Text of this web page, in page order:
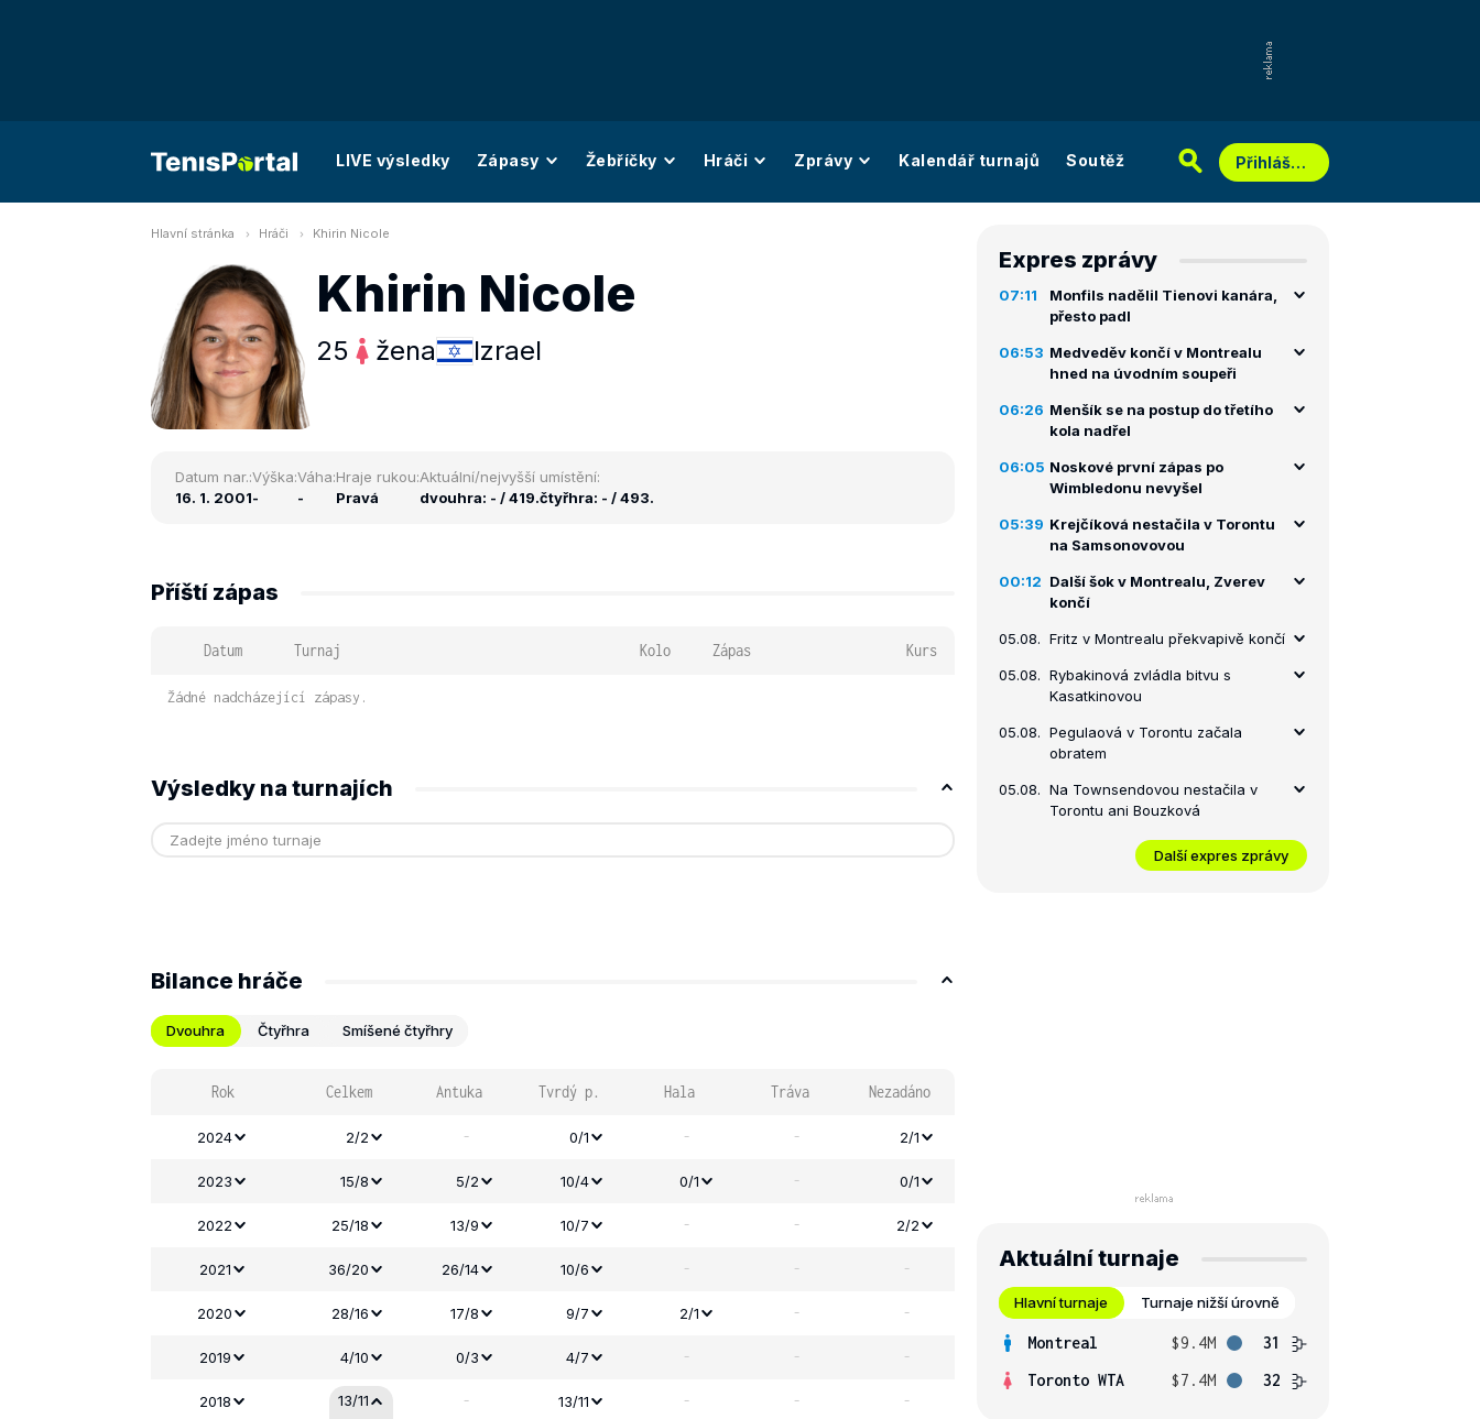
LIVE výsledky Zápasy Žebříčky Hráči Zprávy Kalendář turnajů Soutěž Přihlášení
Hlavní stránka Hráči Khirin Nicole
Khirin Nicole
25 žena Izrael
Datum nar.:
16. 1. 2001
Výška:
-
Váha:
-
Hraje rukou:
Pravá
Aktuální/nejvyšší umístění:
dvouhra: - / 419.čtyřhra: - / 493.
Příští zápas
Datum Turnaj Kolo Zápas Kurs
Žádné nadcházející zápasy.
Výsledky na turnajích
Bilance hráče
Dvouhra Čtyřhra Smíšené čtyřhry
Rok Celkem Antuka Tvrdý p. Hala Tráva Nezadáno
2024 2/2 - 0/1 - - 2/1
2023 15/8 5/2 10/4 0/1 - 0/1
2022 25/18 13/9 10/7 - - 2/2
2021 36/20 26/14 10/6 - - -
2020 28/16 17/8 9/7 2/1 - -
2019 4/10 0/3 4/7 - - -
2018 13/11 - 13/11 - - -
Expres zprávy
07:11
Monfils nadělil Tienovi kanára,
přesto padl
06:53 Medveděv končí v Montrealu
hned na úvodním soupeři
06:26 Menšík se na postup do třetího
kola nadřel
06:05 Noskové první zápas po
Wimbledonu nevyšel
05:39 Krejčíková nestačila v Torontu
na Samsonovovou
00:12 Další šok v Montrealu, Zverev
končí
05.08. Fritz v Montrealu překvapivě končí
05.08. Rybakinová zvládla bitvu s
Kasatkinovou
05.08. Pegulaová v Torontu začala
obratem
05.08. Na Townsendovou nestačila v
Torontu ani Bouzková
Další expres zprávy
Aktuální turnaje
Hlavní turnaje Turnaje nižší úrovně
Montreal $9.4M
31
Toronto WTA
$7.4M 32